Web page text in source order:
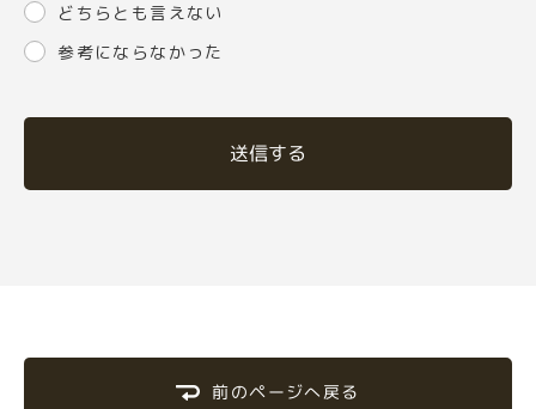
どちらとも言えない
参考にならなかった
送信する
前のページへ戻る